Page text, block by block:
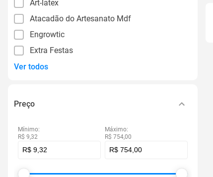
Art-latex
Atacadão do Artesanato Mdf
Engrowtic
Extra Festas
Ver todos
Preço
Mínimo:
R$ 9,32
Máximo:
R$ 754,00